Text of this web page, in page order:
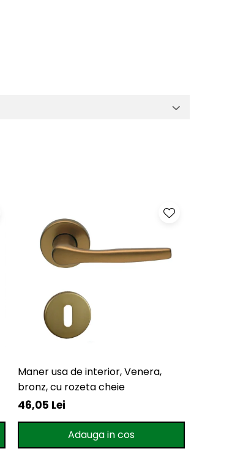
Maner usa de interior, Venera,
bronz, cu rozeta cheie
46,05 Lei
Adauga in cos